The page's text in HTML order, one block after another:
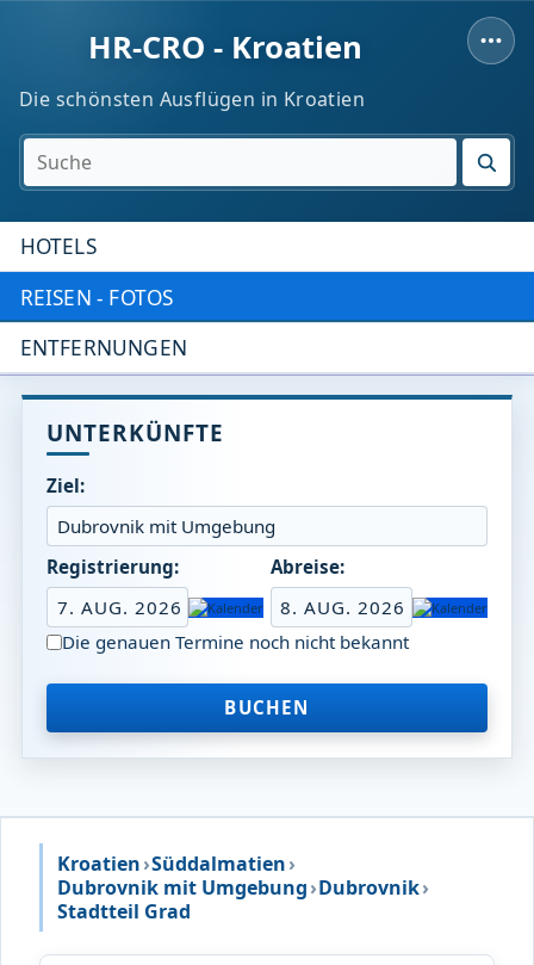
HR-CRO - Kroatien
Die schönsten Ausflügen in Kroatien
HOTELS
REISEN - FOTOS
ENTFERNUNGEN
UNTERKÜNFTE
Ziel:
Registrierung:
7. AUG. 2026
Abreise:
8. AUG. 2026
Die genauen Termine noch nicht bekannt
BUCHEN
Kroatien›Süddalmatien›
Dubrovnik mit Umgebung›Dubrovnik›
Stadtteil Grad